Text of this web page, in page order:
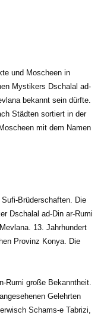
und Moscheen in
Mystikers Dschalal ad-
bekannt sein dürfte.
Städten sortiert in der
mit dem Namen
Brüderschaften. Die
Dschalal ad-Din ar-Rumi
13. Jahrhundert
Provinz Konya. Die
Rumi große Bekanntheit.
Gelehrten
Schams-e Tabrizi,